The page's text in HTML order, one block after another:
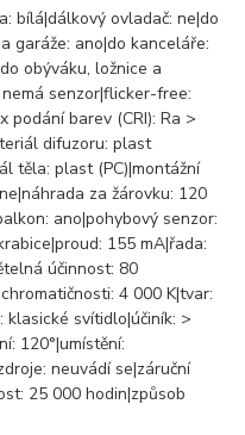
bílá|dálkový ovladač: ne|do
garáže: ano|do kanceláře:
obýváku, ložnice a
senzor|flicker-free:
podání barev (CRI): Ra >
difuzoru: plast
těla: plast (PC)|montážní
za žárovku: 120
ano|pohybový senzor:
155 mA|řada:
účinnost: 80
4 000 K|tvar:
svítidlo|účiník: >
120°|umístění:
neuvádí se|záruční
25 000 hodin|způsob